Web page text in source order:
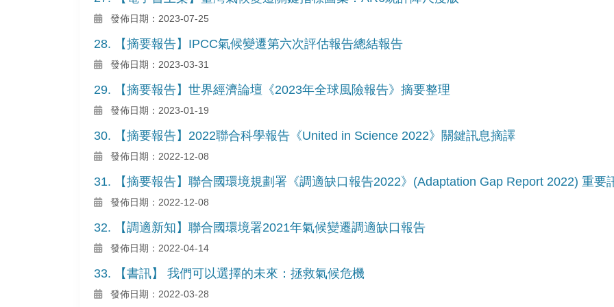
發佈日期：2023-07-25
28. 【摘要報告】IPCC氣候變遷第六次評估報告總結報告
發佈日期：2023-03-31
29. 【摘要報告】世界經濟論壇《2023年全球風險報告》摘要整理
發佈日期：2023-01-19
30. 【摘要報告】2022聯合科學報告《United in Science 2022》關鍵訊息摘譯
發佈日期：2022-12-08
31. 【摘要報告】聯合國環境規劃署《調適缺口報告2022》(Adaptation Gap Report 2022) 重要
發佈日期：2022-12-08
32. 【調適新知】聯合國環境署2021年氣候變遷調適缺口報告
發佈日期：2022-04-14
33. 【書訊】 我們可以選擇的未來：拯救氣候危機
發佈日期：2022-03-28